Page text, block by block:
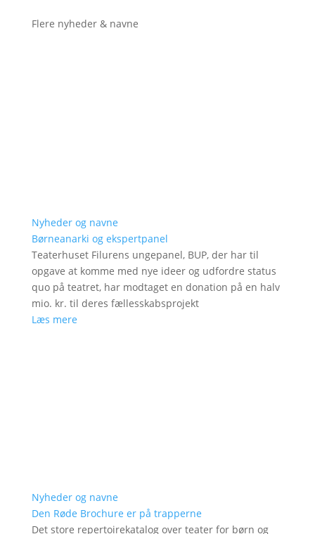
Flere nyheder & navne
Nyheder og navne
Børneanarki og ekspertpanel
Teaterhuset Filurens ungepanel, BUP, der har til
opgave at komme med nye ideer og udfordre status
quo på teatret, har modtaget en donation på en halv
mio. kr. til deres fællesskabsprojekt
Læs mere
Nyheder og navne
Den Røde Brochure er på trapperne
Det store repertoirekatalog over teater for børn og